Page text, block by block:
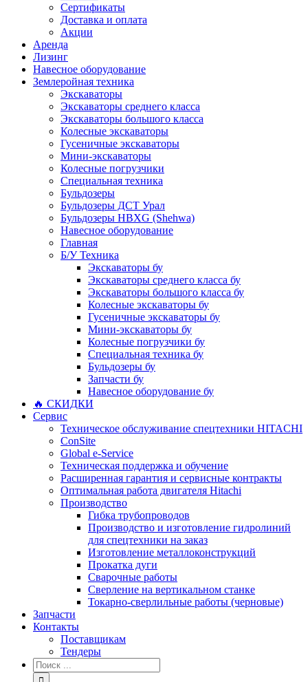
Сертификаты
Доставка и оплата
Акции
Аренда
Лизинг
Навесное оборудование
Землеройная техника
Экскаваторы
Экскаваторы среднего класса
Экскаваторы большого класса
Колесные экскаваторы
Гусеничные экскаваторы
Мини-экскаваторы
Колесные погрузчики
Специальная техника
Бульдозеры
Бульдозеры ДСТ Урал
Бульдозеры HBXG (Shehwa)
Навесное оборудование
Главная
Б/У Техника
Экскаваторы бу
Экскаваторы среднего класса бу
Экскаваторы большого класса бу
Колесные экскаваторы бу
Гусеничные экскаваторы бу
Мини-экскаваторы бу
Колесные погрузчики бу
Специальная техника бу
Бульдозеры бу
Запчасти бу
Навесное оборудование бу
🔥 СКИДКИ
Сервис
Техническое обслуживание спецтехники HITACHI
ConSite
Global e-Service
Техническая поддержка и обучение
Расширенная гарантия и сервисные контракты
Оптимальная работа двигателя Hitachi
Производство
Гибка трубопроводов
Производство и изготовление гидролиний
для спецтехники на заказ
Изготовление металлоконструкций
Прокатка дуги
Сварочные работы
Сверление на вертикальном станке
Токарно-сверлильные работы (черновые)
Запчасти
Контакты
Поставщикам
Тендеры
Результат
поиска: